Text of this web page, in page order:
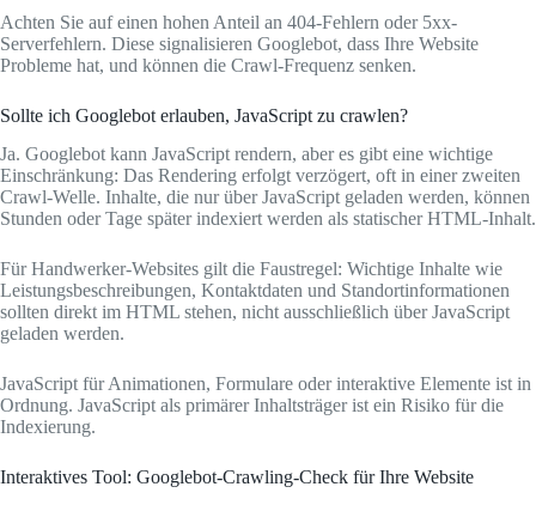
Achten Sie auf einen hohen Anteil an 404-Fehlern oder 5xx-
Serverfehlern. Diese signalisieren Googlebot, dass Ihre Website
Probleme hat, und können die Crawl-Frequenz senken.
Sollte ich Googlebot erlauben, JavaScript zu crawlen?
Ja. Googlebot kann JavaScript rendern, aber es gibt eine wichtige
Einschränkung: Das Rendering erfolgt verzögert, oft in einer zweiten
Crawl-Welle. Inhalte, die nur über JavaScript geladen werden, können
Stunden oder Tage später indexiert werden als statischer HTML-Inhalt.
Für Handwerker-Websites gilt die Faustregel: Wichtige Inhalte wie
Leistungsbeschreibungen, Kontaktdaten und Standortinformationen
sollten direkt im HTML stehen, nicht ausschließlich über JavaScript
geladen werden.
JavaScript für Animationen, Formulare oder interaktive Elemente ist in
Ordnung. JavaScript als primärer Inhaltsträger ist ein Risiko für die
Indexierung.
Interaktives Tool: Googlebot-Crawling-Check für Ihre Website